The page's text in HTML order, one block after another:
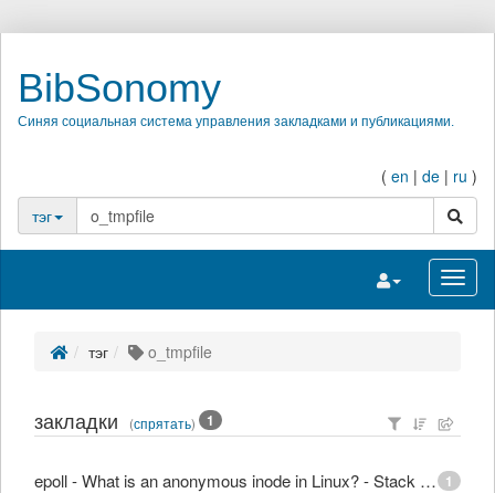
BibSonomy
Синяя социальная система управления закладками и публикациями.
( en | de | ru )
тэг
поиск
Переключить
тэг o_tmpfile
закладки (спрятать) 1
1
epoll - What is an anonymous inode in Linux? - Stack Overflow